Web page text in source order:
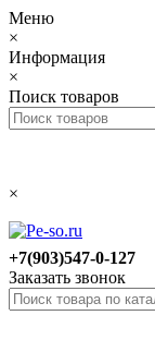
Меню
×
Информация
×
Поиск товаров
×
+7(903)547-0-127
Заказать звонок